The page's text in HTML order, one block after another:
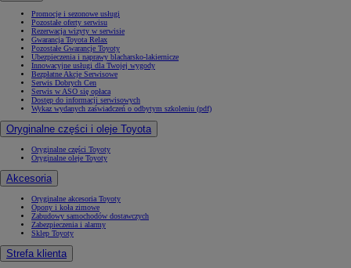
Promocje i sezonowe usługi
Pozostałe oferty serwisu
Rezerwacja wizyty w serwisie
Gwarancja Toyota Relax
Pozostałe Gwarancje Toyoty
Ubezpieczenia i naprawy blacharsko-lakiernicze
Innowacyjne usługi dla Twojej wygody
Bezpłatne Akcje Serwisowe
Serwis Dobrych Cen
Serwis w ASO się opłaca
Dostęp do informacji serwisowych
Wykaz wydanych zaświadczeń o odbytym szkoleniu (pdf)
Oryginalne części i oleje Toyota
Oryginalne części Toyoty
Oryginalne oleje Toyoty
Akcesoria
Oryginalne akcesoria Toyoty
Opony i koła zimowe
Zabudowy samochodów dostawczych
Zabezpieczenia i alarmy
Sklep Toyoty
Strefa klienta